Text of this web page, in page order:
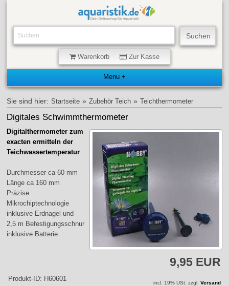
Warenkorb Zur Kasse
Sie sind hier: Startseite » Zubehör Teich » Teichthermometer
Digitales Schwimmthermometer
Digitalthermometer zum
exacten ermitteln der
Teichwassertemperatur
Durchmesser ca 60 mm
Länge ca 160 mm
Präzise
Mikrochiptechnologie
inklusive Erdnagel und
2,5 m Befestigungsschnur
inklusive Batterie
9,95 EUR
Produkt-ID: H60601
incl. 19% USt. zzgl. Versand